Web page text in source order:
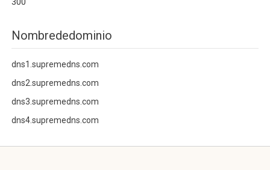
Nombrededominio
dns1.supremedns.com
dns2.supremedns.com
dns3.supremedns.com
dns4.supremedns.com